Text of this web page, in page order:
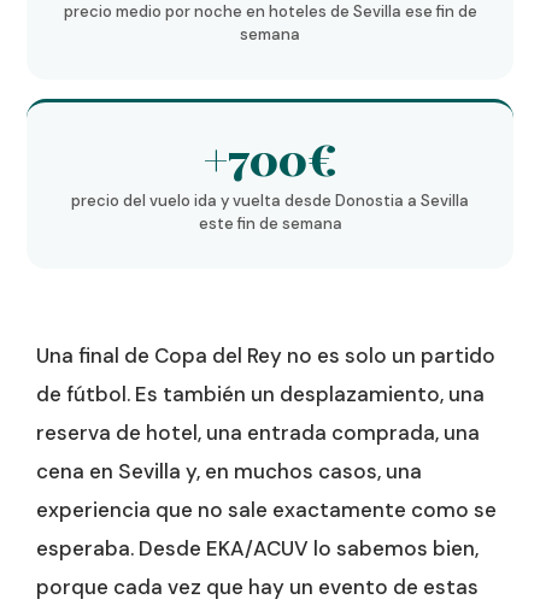
precio medio por noche en hoteles de Sevilla ese fin de
semana
+700€
precio del vuelo ida y vuelta desde Donostia a Sevilla
este fin de semana
Una final de Copa del Rey no es solo un partido
de fútbol. Es también un desplazamiento, una
reserva de hotel, una entrada comprada, una
cena en Sevilla y, en muchos casos, una
experiencia que no sale exactamente como se
esperaba. Desde EKA/ACUV lo sabemos bien,
porque cada vez que hay un evento de estas